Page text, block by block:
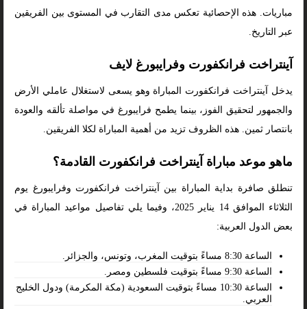
مباريات. هذه الإحصائية تعكس مدى التقارب في المستوى بين الفريقين
عبر التاريخ.
آينتراخت فرانكفورت وفرايبورغ لايف
يدخل آينتراخت فرانكفورت المباراة وهو يسعى لاستغلال عاملي الأرض
والجمهور لتحقيق الفوز، بينما يطمح فرايبورغ في مواصلة تألقه والعودة
بانتصار ثمين. هذه الظروف تزيد من أهمية المباراة لكلا الفريقين.
ماهو موعد مباراة آينتراخت فرانكفورت القادمة؟
تنطلق صافرة بداية المباراة بين آينتراخت فرانكفورت وفرايبورغ يوم
الثلاثاء الموافق 14 يناير 2025، وفيما يلي تفاصيل مواعيد المباراة في
بعض الدول العربية:
الساعة 8:30 مساءً بتوقيت المغرب، وتونس، والجزائر.
الساعة 9:30 مساءً بتوقيت فلسطين ومصر.
الساعة 10:30 مساءً بتوقيت السعودية (مكة المكرمة) ودول الخليج
العربي.